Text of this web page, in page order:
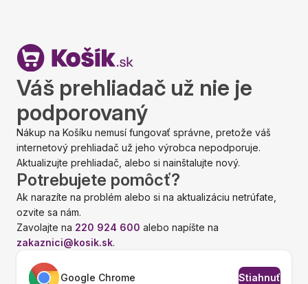
Váš prehliadač už nie je
podporovaný
Nákup na Košíku nemusí fungovať správne, pretože váš
internetový prehliadač už jeho výrobca nepodporuje.
Aktualizujte prehliadač, alebo si nainštalujte nový.
Potrebujete pomôcť?
Ak narazíte na problém alebo si na aktualizáciu netrúfate,
ozvite sa nám.
Zavolajte na 220 924 600 alebo napíšte na
zakaznici@kosik.sk.
Google Chrome Stiahnuť